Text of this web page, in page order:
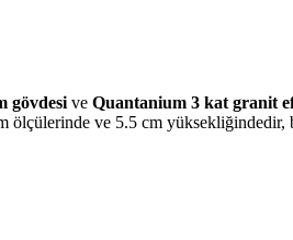
gövdesi ve Quantanium 3 kat granit
ölçülerinde ve 5.5 cm